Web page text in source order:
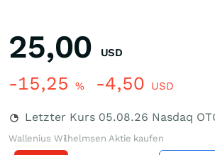
25,00 USD
-15,25 % -4,50 USD
Letzter Kurs 05.08.26 Nasdaq
Wallenius Wilhelmsen Aktie kaufen